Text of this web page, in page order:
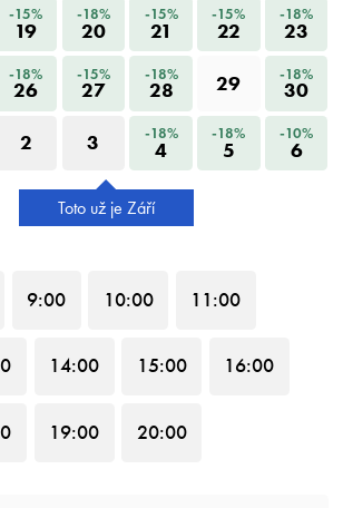
-15%
19
-18%
20
-15%
21
-15%
22
-18%
23
-18%
26
-15%
27
-18%
28 29 -18%
30
2 3 -18%
4
-18%
5
-10%
6
Toto už je Září
9:00 10:00 11:00
14:00 15:00 16:00
19:00 20:00